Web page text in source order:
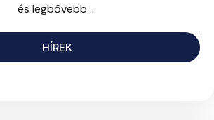
és legbővebb ...
HÍREK